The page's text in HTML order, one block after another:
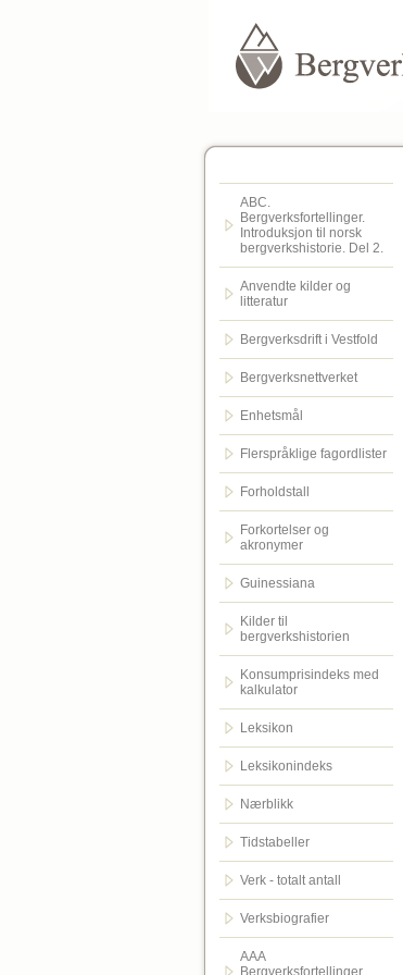
ABC.
Bergverksfortellinger.
Introduksjon til norsk
bergverkshistorie. Del 2.
Anvendte kilder og
litteratur
Bergverksdrift i Vestfold
Bergverksnettverket
Enhetsmål
Flerspråklige fagordlister
Forholdstall
Forkortelser og
akronymer
Guinessiana
Kilder til
bergverkshistorien
Konsumprisindeks med
kalkulator
Leksikon
Leksikonindeks
Nærblikk
Tidstabeller
Verk - totalt antall
Verksbiografier
AAA
Bergverksfortellinger.